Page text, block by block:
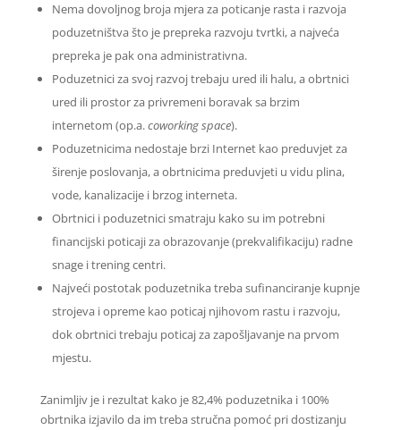
Nema dovoljnog broja mjera za poticanje rasta i razvoja
poduzetništva što je prepreka razvoju tvrtki, a najveća
prepreka je pak ona administrativna.
Poduzetnici za svoj razvoj trebaju ured ili halu, a obrtnici
ured ili prostor za privremeni boravak sa brzim
internetom (op.a.coworking space).
Poduzetnicima nedostaje brzi Internet kao preduvjet za
širenje poslovanja, a obrtnicima preduvjeti u vidu plina,
vode, kanalizacije i brzog interneta.
Obrtnici i poduzetnici smatraju kako su im potrebni
financijski poticaji za obrazovanje (prekvalifikaciju) radne
snage i trening centri.
Najveći postotak poduzetnika treba sufinanciranje kupnje
strojeva i opreme kao poticaj njihovom rastu i razvoju,
dok obrtnici trebaju poticaj za zapošljavanje na prvom
mjestu.
Zanimljiv je i rezultat kako je 82,4% poduzetnika i 100%
obrtnika izjavilo da im treba stručna pomoć pri dostizanju